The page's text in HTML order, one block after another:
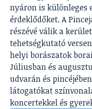
nyáron is különleges
érdeklődőket. A
részévé válik a
tehetségkutató
helyi borászatok
Júliusban és
udvarán és
látogatókat
koncertekkel és